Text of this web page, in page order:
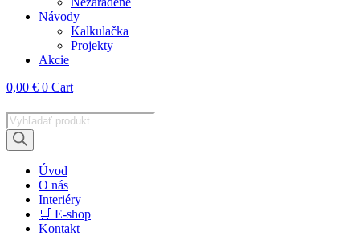
Návody
Kalkulačka
Projekty
Akcie
0,00 € 0 Cart
Products
search
Úvod
O nás
Interiéry
🛒 E-shop
Kontakt